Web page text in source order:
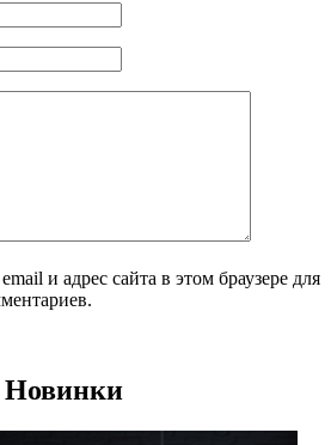
и адрес сайта в этом браузере для
Новинки